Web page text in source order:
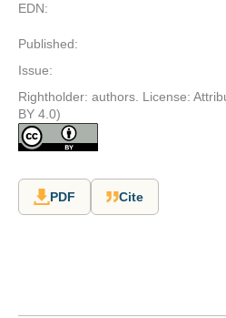
EDN:
Published:
Issue:
Rightholder: authors. License:
BY 4.0)
PDF Cite